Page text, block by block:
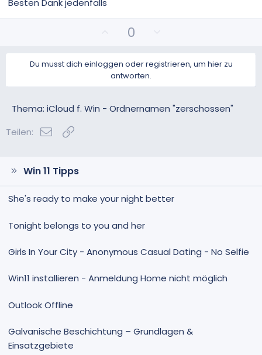
Besten Dank jedenfalls
i
t
v
e
0
g
a
t
v
e
Du musst dich einloggen oder registrieren, um hier zu
antworten.
Thema: iCloud f. Win - Ordnernamen "zerschossen"
Teilen:
E-Mail
Win 11 Tipps
She's ready to make your night better
Tonight belongs to you and her
Girls In Your City - Anonymous Casual Dating - No Selfie
Win11 installieren - Anmeldung Home nicht möglich
Outlook Offline
Galvanische Beschichtung – Grundlagen &
Einsatzgebiete